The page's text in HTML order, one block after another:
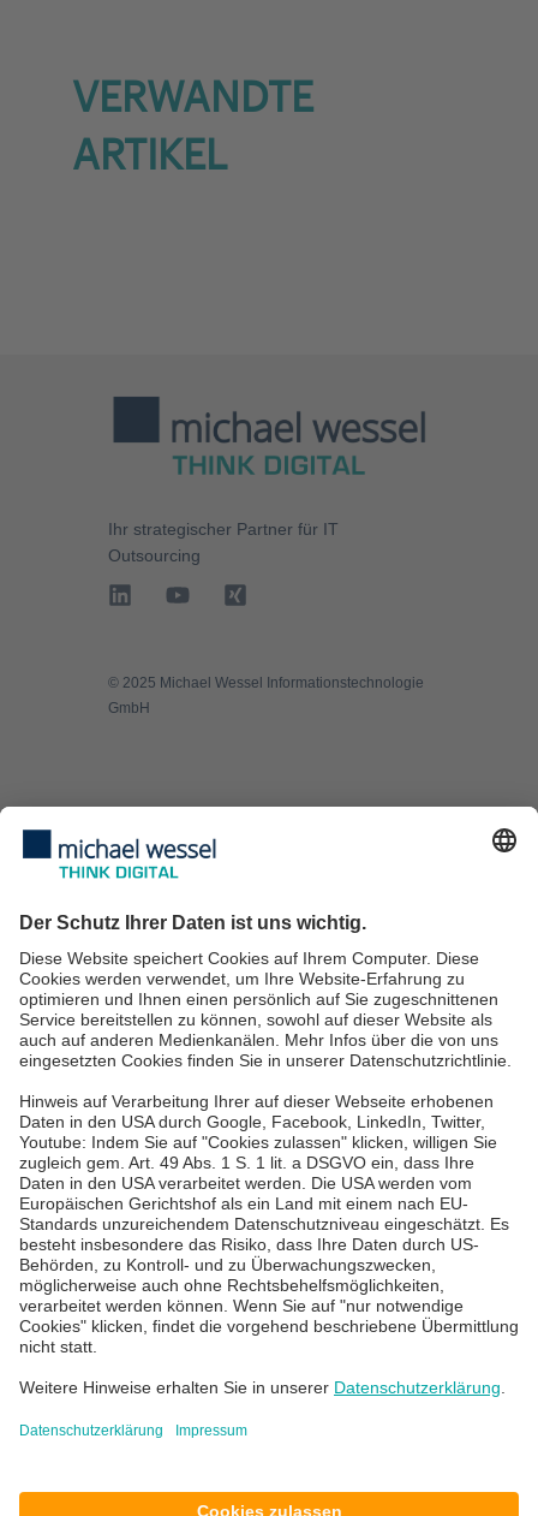
VERWANDTE
ARTIKEL
Ihr strategischer Partner für IT
Outsourcing
©️ 2025 Michael Wessel Informationstechnologie
GmbH
Managed Services
IT Consulting
IT-Services für KMU
IT Service Desk
Über uns
Karriere
Blog
News & Events
Standorte
Datenschutz